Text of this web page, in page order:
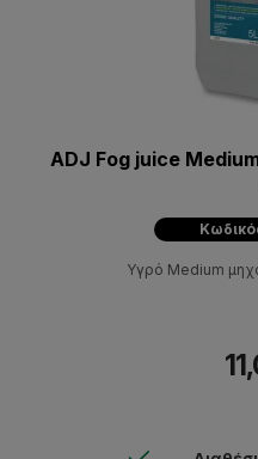
ADJ Fog juice
Υγρό Medium